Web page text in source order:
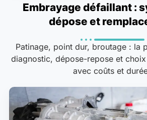
Embrayage défaillant :
dépose et
Patinage, point dur, broutage : la
diagnostic, dépose-repose et
avec coûts et